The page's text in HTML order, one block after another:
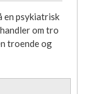
en psykiatrisk
om tro
troende og